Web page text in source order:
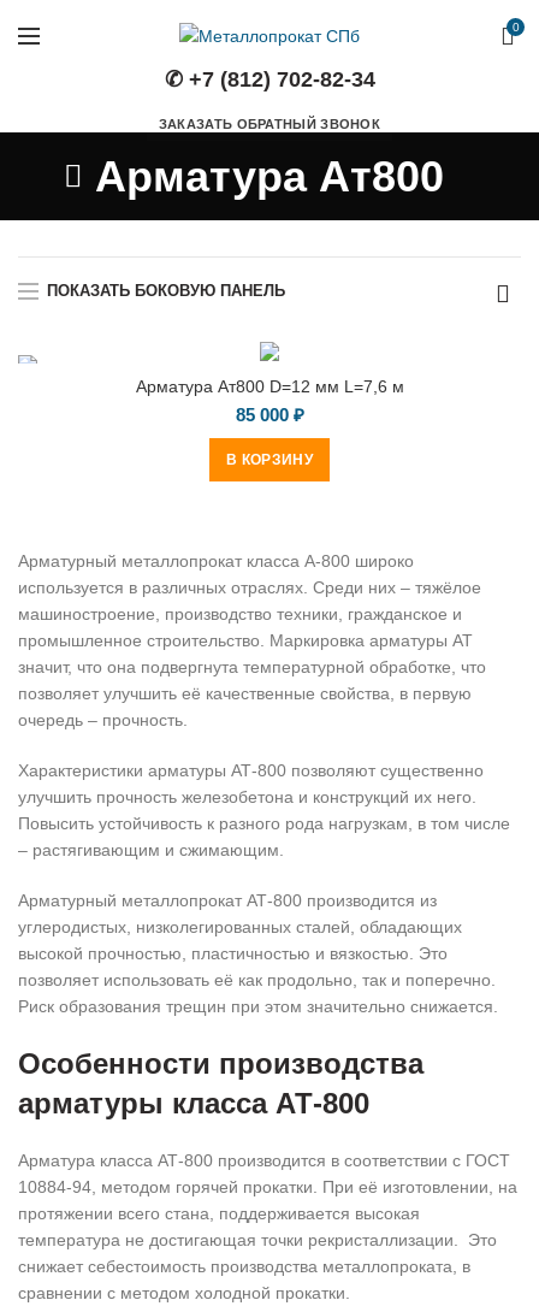
0
✆ +7 (812) 702-82-34
ЗАКАЗАТЬ ОБРАТНЫЙ ЗВОНОК
Арматура Ат800
ПОКАЗАТЬ БОКОВУЮ ПАНЕЛЬ
Арматура Ат800 D=12 мм L=7,6 м
85 000 ₽
В КОРЗИНУ
Арматурный металлопрокат класса А-800 широко
используется в различных отраслях. Среди них – тяжёлое
машиностроение, производство техники, гражданское и
промышленное строительство. Маркировка арматуры АТ
значит, что она подвергнута температурной обработке, что
позволяет улучшить её качественные свойства, в первую
очередь – прочность.
Характеристики арматуры АТ-800 позволяют существенно
улучшить прочность железобетона и конструкций их него.
Повысить устойчивость к разного рода нагрузкам, в том числе
– растягивающим и сжимающим.
Арматурный металлопрокат АТ-800 производится из
углеродистых, низколегированных сталей, обладающих
высокой прочностью, пластичностью и вязкостью. Это
позволяет использовать её как продольно, так и поперечно.
Риск образования трещин при этом значительно снижается.
Особенности производства
арматуры класса АТ-800
Арматура класса АТ-800 производится в соответствии с ГОСТ
10884-94, методом горячей прокатки. При её изготовлении, на
протяжении всего стана, поддерживается высокая
температура не достигающая точки рекристаллизации. Это
снижает себестоимость производства металлопроката, в
сравнении с методом холодной прокатки.